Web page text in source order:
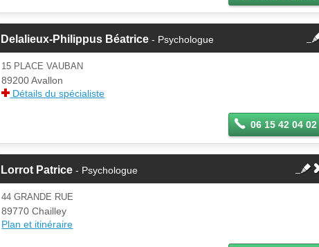
Delalieux-Philippus Béatrice - Psychologue fermer
Cette fiche est la propriété
d'un membre.
Si vous êtes ce membre, mettez à
jour ces informations sur votre
15 PLACE VAUBAN
89200 Avallon
Détails du spécialiste
06 15 42 04 02
Lorrot Patrice - Psychologue
44 GRANDE RUE
89770 Chailley
Plan et itinéraire